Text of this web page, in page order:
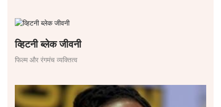
व्हिटनी ब्लेक जीवनी
फिल्म और रंगमंच व्यक्तित्व